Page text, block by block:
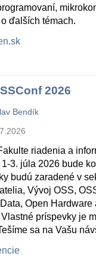
ďalších témach.
2026
Bendík
riadenia a
3. júla 2026 bude
budú zaradené v
Vývoj OSS,
Open Hardware
príspevky je
sa na Vašu